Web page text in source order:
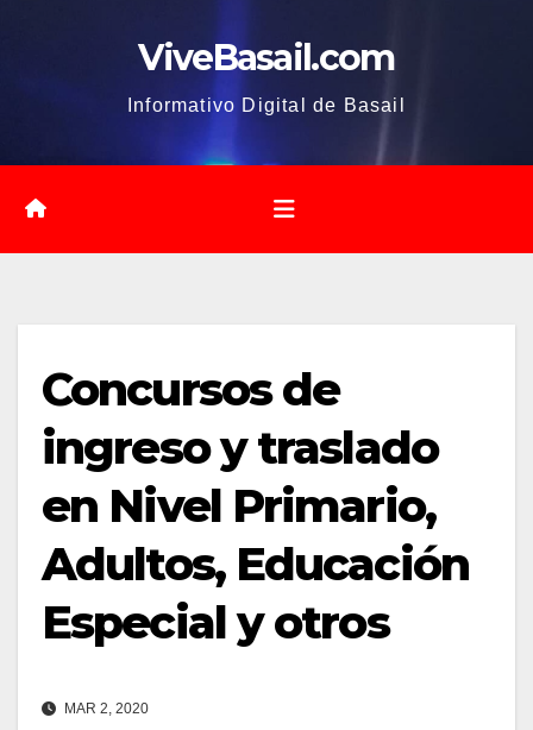
ViveBasail.com
Informativo Digital de Basail
Concursos de
ingreso y traslado
en Nivel Primario,
Adultos, Educación
Especial y otros
MAR 2, 2020